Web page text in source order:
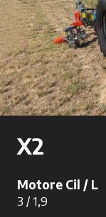
X2
Motore Cil / L
3 / 1,9